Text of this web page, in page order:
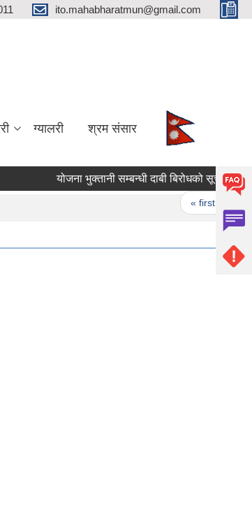
ito.mahabharatmun@gmail.com
ग्यालरी श्रम संसार
योजना भुक्तानी सम्बन्धी दाबी बिरोधको सूचना।
« first